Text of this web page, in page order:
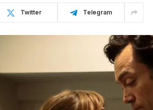
Twitter Telegram